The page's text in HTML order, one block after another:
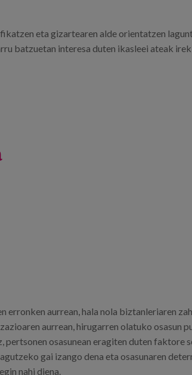
eta gizartearen alde orientatzen
batzuetan interesa duten ikasleei ateak
erronken aurrean, hala nola biztanleriaren
aurrean, hirugarren olatuko osasun
osasunean eragiten duten faktore
gai izango dena eta osasunaren
nahi diena.